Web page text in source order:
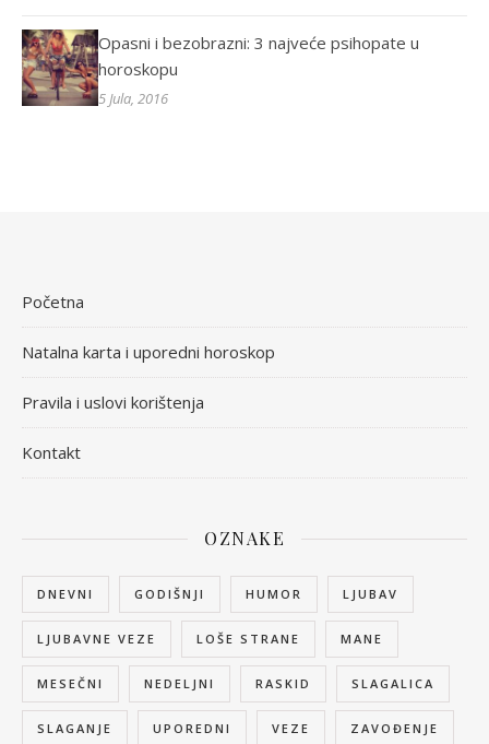
Opasni i bezobrazni: 3 najveće psihopate u
horoskopu
5 Jula, 2016
Početna
Natalna karta i uporedni horoskop
Pravila i uslovi korištenja
Kontakt
OZNAKE
DNEVNI GODIŠNJI HUMOR LJUBAV
LJUBAVNE VEZE LOŠE STRANE MANE
MESEČNI NEDELJNI RASKID SLAGALICA
SLAGANJE UPOREDNI VEZE ZAVOĐENJE